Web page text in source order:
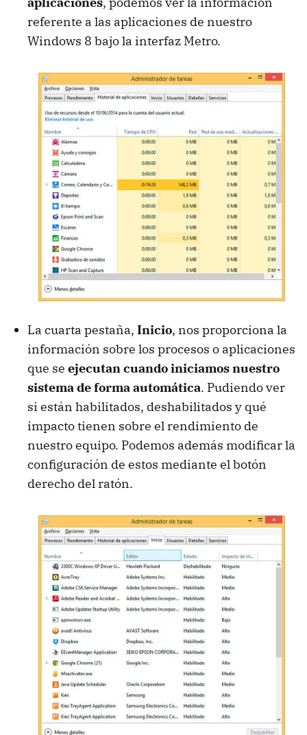
referente a las aplicaciones de nuestro
Windows 8 bajo la interfaz Metro.
La cuarta pestaña, Inicio, nos proporciona la
información sobre los procesos o aplicaciones
que se ejecutan cuando iniciamos nuestro
sistema de forma automática. Pudiendo ver
si están habilitados, deshabilitados y qué
impacto tienen sobre el rendimiento de
nuestro equipo. Podemos además modificar la
configuración de estos mediante el botón
derecho del ratón.